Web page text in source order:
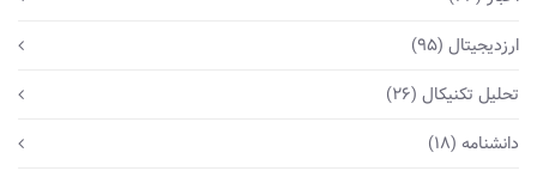
ارزدیجیتال (95)
تحلیل تکنیکال (26)
دانشنامه (18)